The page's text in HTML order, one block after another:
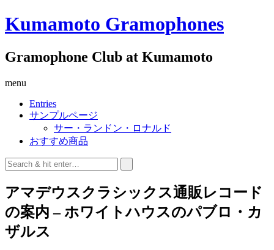
Kumamoto Gramophones
Gramophone Club at Kumamoto
menu
Entries
サンプルページ
サー・ランドン・ロナルド
おすすめ商品
アマデウスクラシックス通販レコード
の案内 – ホワイトハウスのパブロ・カ
ザルス